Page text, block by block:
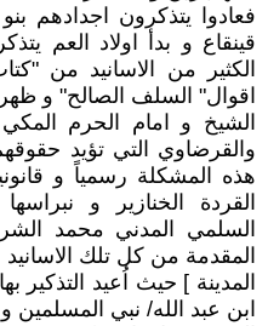
فعادوا يتذكرون اجدادهم
قينقاع و بدأ اولاد العم
الكثير من الاسانيد من
اقوال" السلف الصالح" و
الشيخ و امام الحرم
والقرضاوي التي تؤيد
هذه المشكلة رسمياً و
القردة الخنازير و
السلمي المدني محمد
المقدمة من كل تلك
المدينة ] حيث اُعيد
ابن عبد الله/ نبي